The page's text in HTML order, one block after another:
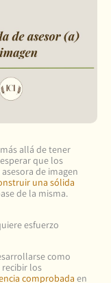
allá de tener
que los
de imagen
una sólida
de la misma.
como
recibir los
comprobada en